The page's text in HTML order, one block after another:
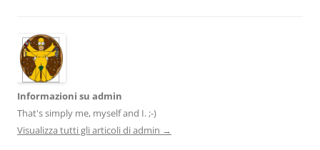
Informazioni su admin
That's simply me, myself and I. ;-)
Visualizza tutti gli articoli di admin →